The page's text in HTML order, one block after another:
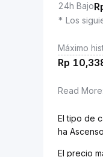
24h Bajo
* Los
Máximo
Rp
Read More
El tipo de
ha
El precio